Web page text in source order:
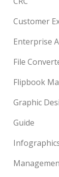
Customer
Enterprise
File
Flipbook
Graphic
Guide